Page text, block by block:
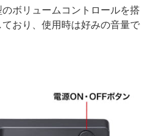
ボリュームコントロールを搭
おり、使用時は好みの音量で